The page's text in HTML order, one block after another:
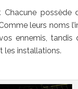
possède
leurs noms
ennemis, tandis
les installations.